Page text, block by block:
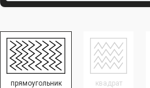
прямоугольник квадрат